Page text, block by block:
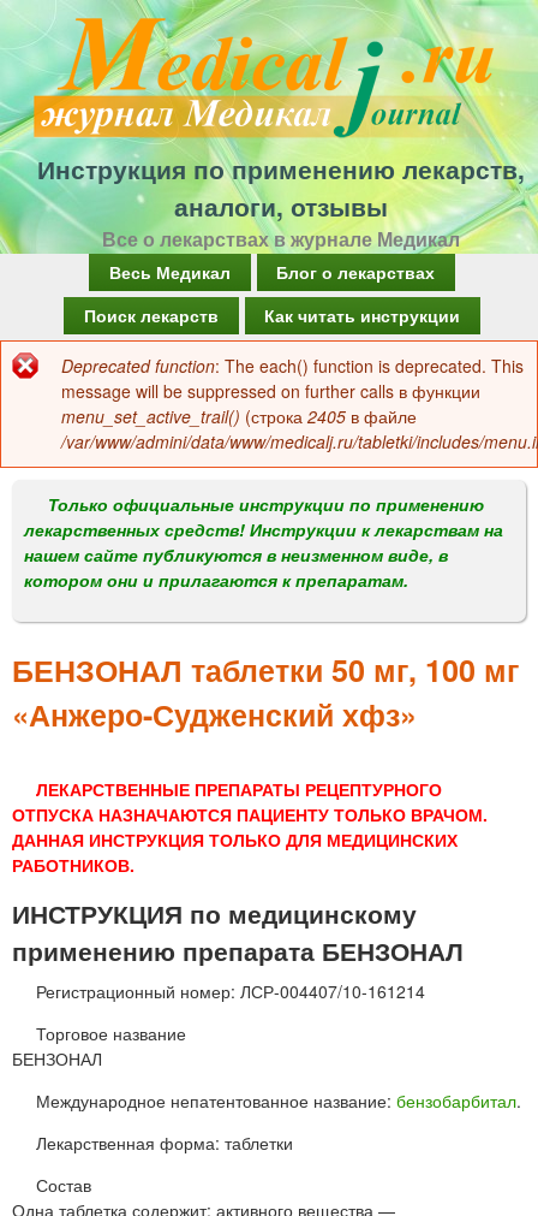
Перейти
к
основному
содержанию
Инструкция по применению лекарств,
аналоги, отзывы
Все о лекарствах в журнале Медикал
а
в
о
м
е
н
Весь Медикал
Блог о лекарствах
Поиск лекарств
Как читать инструкции
Сообщение
об
ошибке
Deprecated function: The each() function is deprecated. This
message will be suppressed on further calls в функции
menu_set_active_trail() (строка 2405 в файле
/var/www/admini/data/www/medicalj.ru/tabletki/includes/
Только официальные инструкции по применению
лекарственных средств! Инструкции к лекарствам на
нашем сайте публикуются в неизменном виде, в
котором они и прилагаются к препаратам.
БЕНЗОНАЛ таблетки 50 мг, 100 мг
«Анжеро-Судженский хфз»
ЛЕКАРСТВЕННЫЕ ПРЕПАРАТЫ РЕЦЕПТУРНОГО
ОТПУСКА НАЗНАЧАЮТСЯ ПАЦИЕНТУ ТОЛЬКО ВРАЧОМ.
ДАННАЯ ИНСТРУКЦИЯ ТОЛЬКО ДЛЯ МЕДИЦИНСКИХ
РАБОТНИКОВ.
ИНСТРУКЦИЯ по медицинскому
применению препарата БЕНЗОНАЛ
Регистрационный номер: ЛСР-004407/10-161214
Торговое название
БЕНЗОНАЛ
Международное непатентованное название: бензобарбитал.
Лекарственная форма: таблетки
Состав
Одна таблетка содержит: активного вещества —